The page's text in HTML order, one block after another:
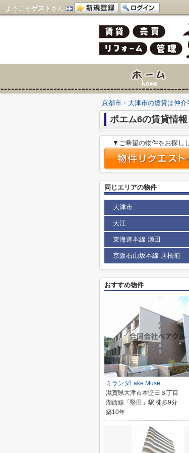
ようこそゲスト さん
京都市・大津市の賃貸は仲
ポエム6の賃貸情報
▼ご希望の物件をお探し
同じエリアの物件
大津市
大江
東海道本線 瀬田
京阪石山坂本線 唐橋前
おすすめ物件
ミランダLake Muse
滋賀県大津市本堅田６丁目
湖西線「堅田」駅 徒歩9分
築10年